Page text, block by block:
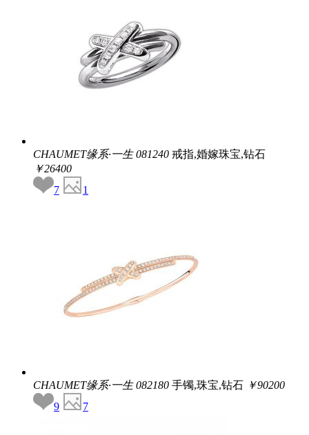
CHAUMET缘系·一生 081240 戒指,婚嫁珠宝,钻石
￥26400
7
1
CHAUMET缘系·一生 082180 手镯,珠宝,钻石 ￥90200
9
7